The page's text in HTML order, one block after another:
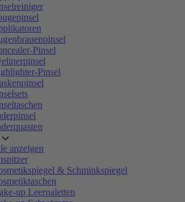
Pinsel
Pinsel
anzeigen
& Schminkspiegel
up Leerpaletten